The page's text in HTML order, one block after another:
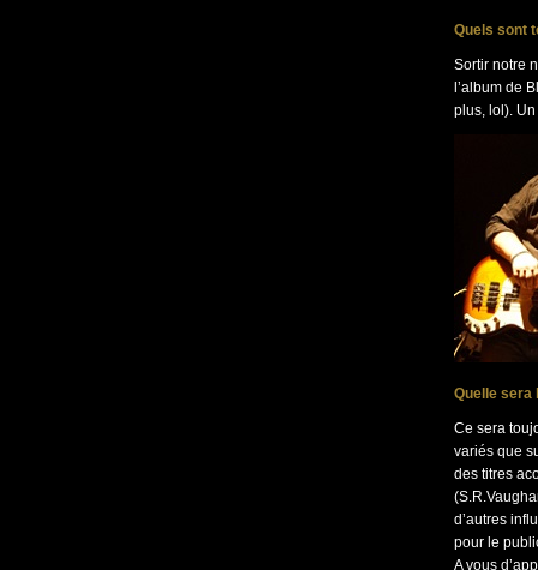
Quels sont
Sortir notre
l’album de
plus, lol).
Quelle sera
Ce sera
variés que
des titres
d’autres
pour le
A vous